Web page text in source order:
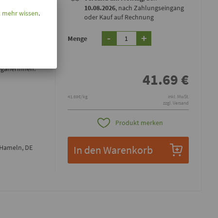
und
und
DE
10.08.2026, nach Zahlungseingang
oder Kauf auf Rechnung
Menge - +
41.69€
41.69€/kg
inkl. MwSt.
zzgl. Versand
Produkt merken
In den Warenkorb
wissen.